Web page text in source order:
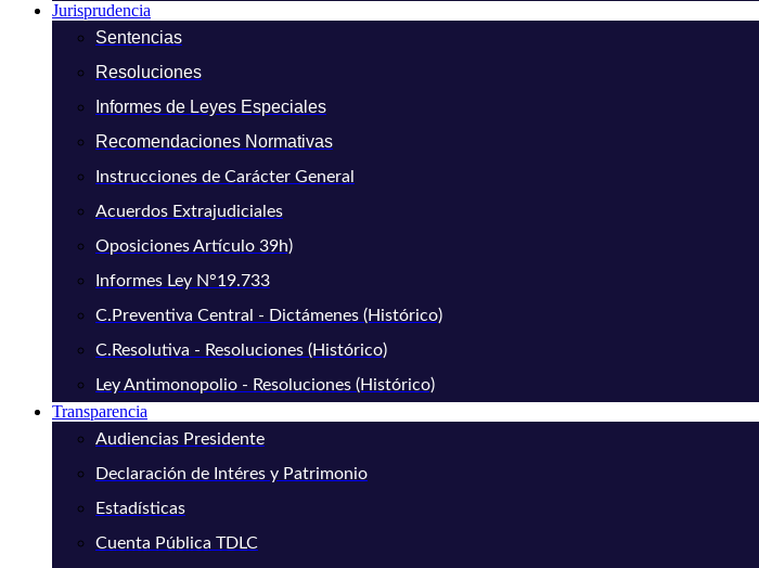
Jurisprudencia
Sentencias
Resoluciones
Informes de Leyes Especiales
Recomendaciones Normativas
Instrucciones de Carácter General
Acuerdos Extrajudiciales
Oposiciones Artículo 39h)
Informes Ley N°19.733
C.Preventiva Central - Dictámenes (Histórico)
C.Resolutiva - Resoluciones (Histórico)
Ley Antimonopolio - Resoluciones (Histórico)
Transparencia
Audiencias Presidente
Declaración de Intéres y Patrimonio
Estadísticas
Cuenta Pública TDLC